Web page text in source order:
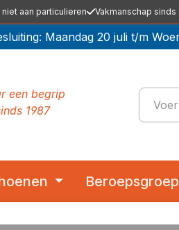
aan particulieren Vakmanschap sinds
Maandag 20 juli t/m
een begrip
1987